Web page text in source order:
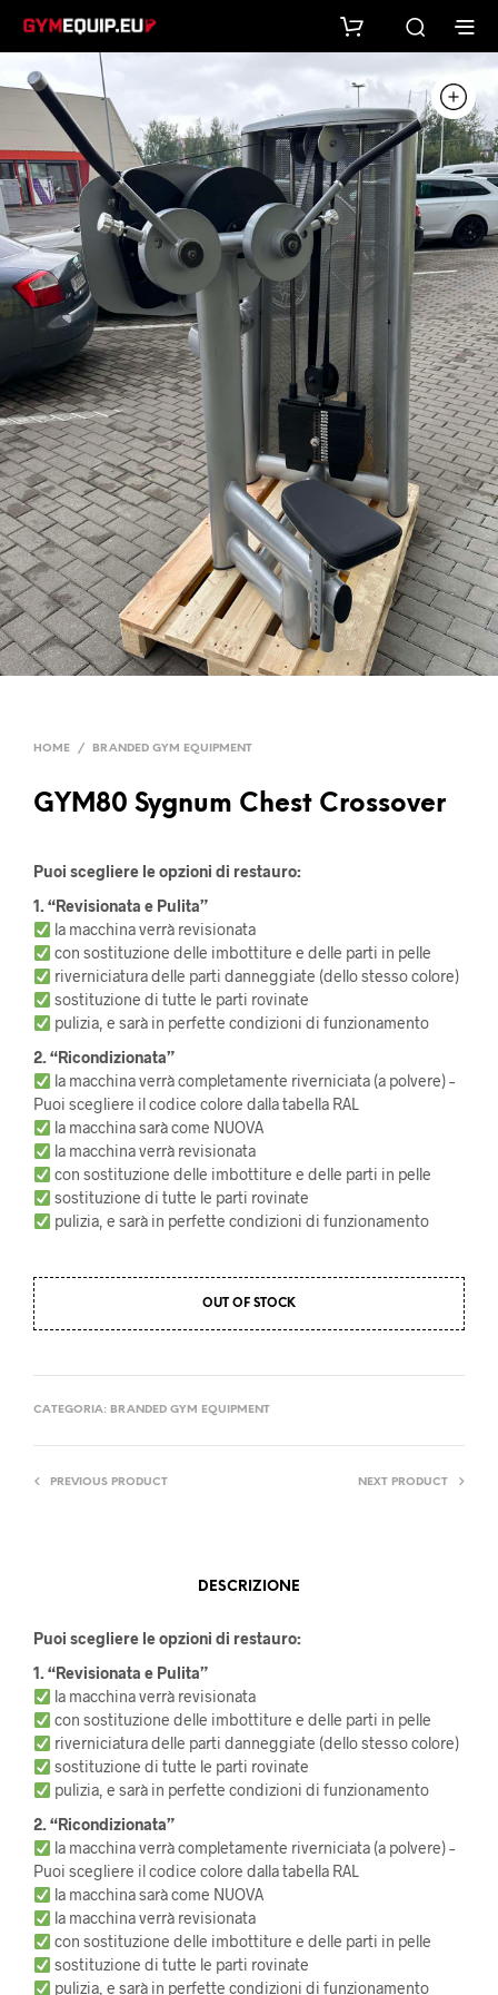
HOME / BRANDED GYM EQUIPMENT
GYM80 Sygnum Chest Crossover
Puoi scegliere le opzioni di restauro:
1. “Revisionata e Pulita”
la macchina verrà revisionata
con sostituzione delle imbottiture e delle parti in pelle
riverniciatura delle parti danneggiate (dello stesso colore)
sostituzione di tutte le parti rovinate
pulizia, e sarà in perfette condizioni di funzionamento
2. “Ricondizionata”
la macchina verrà completamente riverniciata (a polvere) –
Puoi scegliere il codice colore dalla tabella RAL
la macchina sarà come NUOVA
la macchina verrà revisionata
con sostituzione delle imbottiture e delle parti in pelle
sostituzione di tutte le parti rovinate
pulizia, e sarà in perfette condizioni di funzionamento
OUT OF STOCK
CATEGORIA: BRANDED GYM EQUIPMENT
PREVIOUS PRODUCT NEXT PRODUCT
DESCRIZIONE
Puoi scegliere le opzioni di restauro:
1. “Revisionata e Pulita”
la macchina verrà revisionata
con sostituzione delle imbottiture e delle parti in pelle
riverniciatura delle parti danneggiate (dello stesso colore)
sostituzione di tutte le parti rovinate
pulizia, e sarà in perfette condizioni di funzionamento
2. “Ricondizionata”
la macchina verrà completamente riverniciata (a polvere) –
Puoi scegliere il codice colore dalla tabella RAL
la macchina sarà come NUOVA
la macchina verrà revisionata
con sostituzione delle imbottiture e delle parti in pelle
sostituzione di tutte le parti rovinate
pulizia, e sarà in perfette condizioni di funzionamento